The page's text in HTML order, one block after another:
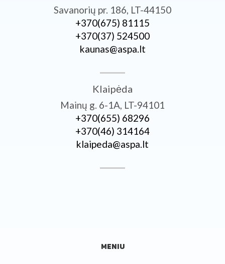
Savanorių pr. 186, LT-44150
+370­(675) 81115
+370­(37) 524500
kaunas@aspa.lt
Klaipėda
Mainų g. 6-1A, LT-94101
+370­(655) 68296
+370­(46) 314164
klaipeda@aspa.lt
MENIU